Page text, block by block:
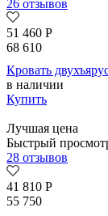
26 отзывов
51 460 Р
68 610
Кровать
в наличии
Купить
Лучшая цена
Быстрый
28 отзывов
41 810 Р
55 750